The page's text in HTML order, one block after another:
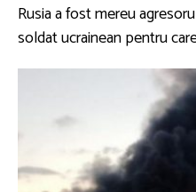
Rusia a fost mereu
soldat ucrainean pentru